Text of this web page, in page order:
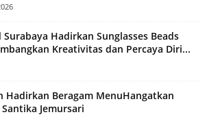
Hadirkan Sunglasses Beads
Kreativitas dan Percaya Diri...
Hadirkan Beragam MenuHangatkan
Jemursari